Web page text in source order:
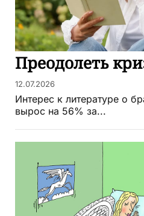
Преодолеть
12.07.2026
Интерес к литературе о
вырос на 56% за...